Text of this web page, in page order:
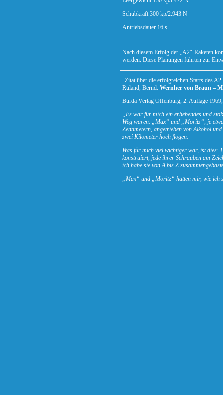
Schubkraft 300 kp/2.943 N
Antriebsdauer 16 s
Nach diesem Erfolg der „A2“-Raketen
werden. Diese Planungen führten zur
Zitat über die erfolgreichen Starts des A2
Ruland, Bernd: Wernher von Braun –
Burda Verlag Offenburg, 2. Auflage
„Es war für mich ein erhebendes und
Weg waren. „Max“ und „Moritz“, je
Zentimetern, angetrieben von Alkohol
zwei Kilometer hoch flogen.
Was für mich viel wichtiger war, ist dies:
konstruiert, jede ihrer Schrauben am
ich habe sie von A bis Z
„Max“ und „Moritz“ hatten mir, wie ich